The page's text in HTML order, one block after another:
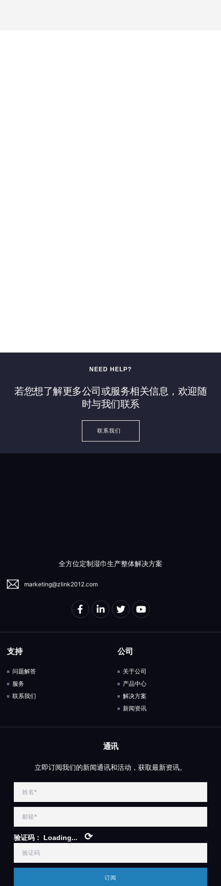
NEED HELP?
若您想了解更多公司或服务相关信息，欢迎随
时与我们联系
联系我们
全方位定制湿巾生产整体解决方案
marketing@zlink2012.com
支持
问题解答
服务
联系我们
公司
关于公司
产品中心
解决方案
新闻资讯
通讯
立即订阅我们的新闻通讯和活动，获取最新资讯。
验证码： Loading... ⟳
订阅